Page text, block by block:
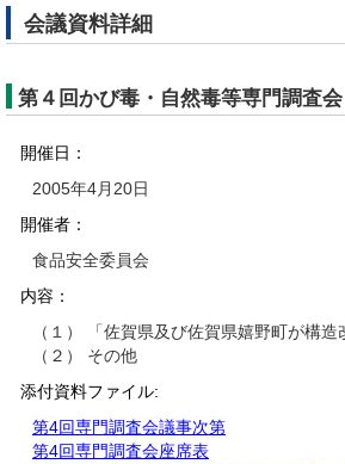
会議資料詳細
第４回かび毒・自然毒等専門調査会
開催日：
2005年4月20日
開催者：
食品安全委員会
内容：
（１） 「佐賀県及び佐賀県嬉野町が構
（２） その他
添付資料ファイル:
第4回専門調査会議事次第
第4回専門調査会座席表